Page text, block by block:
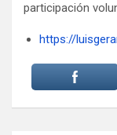
participación
https://